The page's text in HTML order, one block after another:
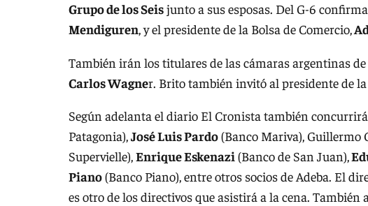
Grupo de los Seisjunto a sus esposas. Del G-6
Mendiguren, y el presidente de la Bolsa de Comercio,
También irán los titulares de las cámaras argentinas de
Carlos Wagner. Brito también invitó al presidente de
Según adelanta el diario El Cronista también
Patagonia),José Luis Pardo(Banco Mariva), Guillermo
Supervielle),Enrique Eskenazi (Banco de San Juan),
Piano(Banco Piano), entre otros socios de Adeba. El
es otro de los directivos que asistirá a la cena.